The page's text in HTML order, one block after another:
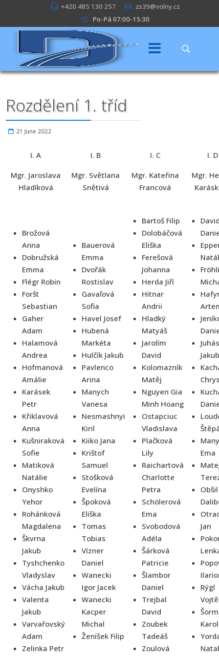
+420 485 130 257
zs39@volny.cz
Po-Pá 07:00-15:30
Rozdělení 1. tříd
21 June 2022
I. A
Mgr. Jaroslava
Hladíková
I. B
Mgr. Světlana
Snětivá
I. C
Mgr. Kateřina
Francová
I. D
Mgr.
Brožová
Anna
Dobružská
Emma
Flégr Robin
Foršt
Sebastian
Gaher
Adam
Halamová
Andrea
Hofmanová
Amálie
Karásek
Petr
Křiklavová
Anna
Kušniraková
Sofie
Matiková
Natálie
Onyshko
Yehor
Rohánková
Magdalena
Škvrna
Jakub
Tyshchenko
Vladyslav
Vácha Jakub
Valenta
Jakub
Varvařovský
Adam
Zelinka Petr
Bauerová
Emma
Dvořák
Rostislav
Gavaľová
Sofia
Havel Josef
Hubená
Markéta
Hulčík Jakub
Pavlenco
Arina
Manych
Vanesa
Nesmashnyi
Kiril
Kiiko Jana
Krištof
Samuel
Stošková
Evelína
Špoková
Eliška
Tomas
Tobias
Vízner
Daniel
Wanecki
Igor Jacek
Wanecki
Kacper
Michal
Ženíšek Filip
Bartoš Filip
Dolobáčová
Eliška
Ferešová
Johanna
Herda Jiří
Hitnar
Andrii
Hladký
Matyáš
Jarolím
David
Kolomazník
Matěj
Nguyen Gia
Minh Hoang
Ostapciuc
Vladislava
Plačková
Lily
Raichartová
Charlotte
Petra
Schölerová
Ema
Svobodová
Adéla
Šárková
Patricie
Šlambor
Daniel
Trejbal
David
Zoubek
Tadeáš
Zoulová
Ema
Obšil
Jan
Rýgl